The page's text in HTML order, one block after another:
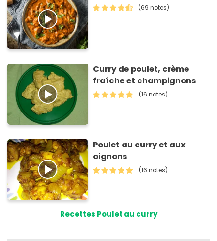
(69 notes)
Curry de poulet, crème
fraîche et champignons
(16 notes)
Poulet au curry et aux
oignons
(16 notes)
Recettes Poulet au curry